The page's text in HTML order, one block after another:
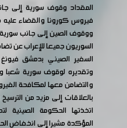
المقداد وقوف سورية إلى
فيروس كورونا والقضاء عليه
ووقوف الصين إلى جانب
السوريون جميعا للإعراب عن
السفير الصيني بدمشق
وتقديره لوقوف سورية
والتضامن معها لمكافحة
بالعلاقات إلى مزيد من
اتخذتها الحكومة الصينية
المؤكدة مشيرا إلى انخفاض